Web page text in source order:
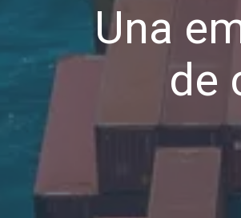
Una
de